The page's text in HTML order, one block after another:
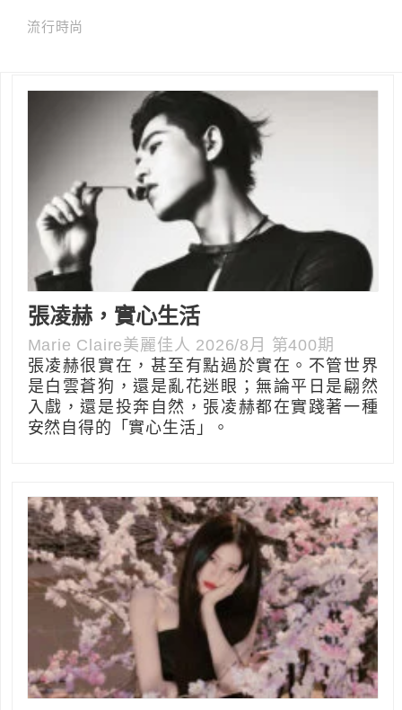
流行時尚
張凌赫，實心生活
Marie Claire美麗佳人 2026/8月 第400期
張凌赫很實在，甚至有點過於實在。不管世界
是白雲蒼狗，還是亂花迷眼；無論平日是翩然
入戲，還是投奔自然，張凌赫都在實踐著一種
安然自得的「實心生活」。